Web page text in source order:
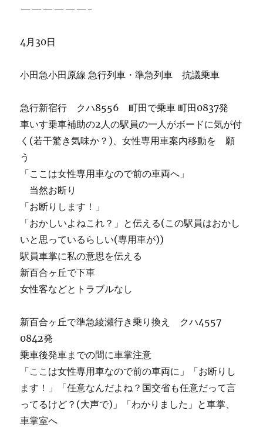
——————-
4月30日
小田急小田原線 急行列車・準急列車 抗議乗車
急行新宿行 クハ8556 町田で乗車 町田0837発
車いす乗車補助の2人の駅員の一人がボードに気が付
く(若干驚き気味か？)、女性専用車案内移動を 願
う
「ここは女性専用車なので前の車両へ」
当然お断り
「お断りします！」
「おかしいよねこれ？」と伝える(この駅員はおかし
いと思っているらしい(専用車が))
駅員車掌に私の意思を伝える
新百合ヶ丘で下車
女性客などとトラブルなし
新百合ヶ丘で準急綾瀬行き乗り換え クハ4557
0842発
乗車後発車までの間に車掌注意
「ここは女性専用車なので前の車両に」「お断りし
ます！」「任意なんだよね？国交省も任意だって言
ってるけど？(大声で)」「わかりました」と車掌、
車掌室へ